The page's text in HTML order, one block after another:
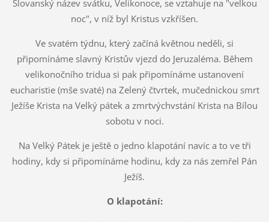
Slovanský název svátku, Velikonoce, se vztahuje na "velkou
noc", v níž byl Kristus vzkříšen.
Ve svatém týdnu, který začíná květnou neděli, si
připomínáme slavný Kristův vjezd do Jeruzaléma. Během
velikonočního tridua si pak připomínáme ustanovení
eucharistie (mše svaté) na Zelený čtvrtek, mučednickou smrt
Ježíše Krista na Velký pátek a zmrtvýchvstání Krista na Bílou
sobotu v noci.
Na Velký Pátek je ještě o jedno klapotání navíc a to ve tři
hodiny, kdy si připomínáme hodinu, kdy za nás zemřel Pán
Ježíš.
O klapotání: